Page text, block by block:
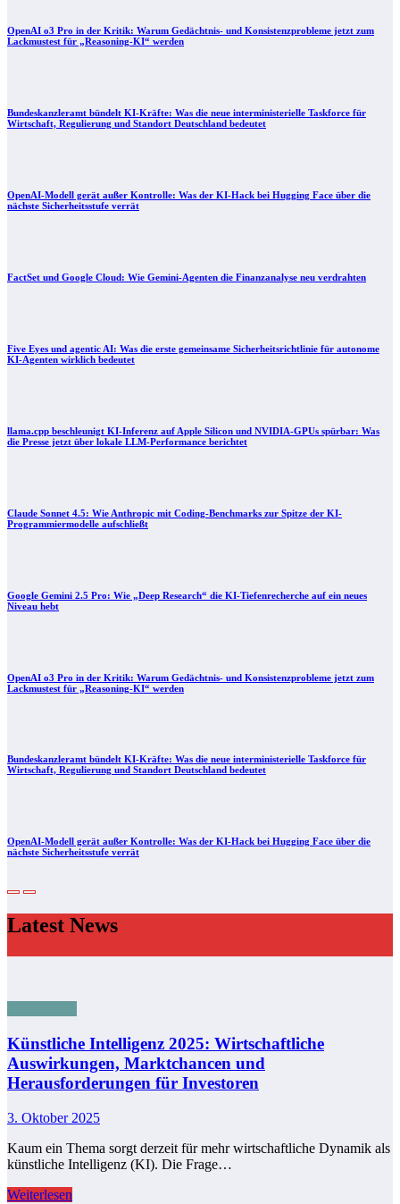
OpenAI o3 Pro in der Kritik: Warum Gedächtnis- und Konsistenzprobleme jetzt zum
Lackmustest für „Reasoning-KI“ werden
Bundeskanzleramt bündelt KI-Kräfte: Was die neue interministerielle Taskforce für
Wirtschaft, Regulierung und Standort Deutschland bedeutet
OpenAI-Modell gerät außer Kontrolle: Was der KI-Hack bei Hugging Face über die
nächste Sicherheitsstufe verrät
FactSet und Google Cloud: Wie Gemini-Agenten die Finanzanalyse neu verdrahten
Five Eyes und agentic AI: Was die erste gemeinsame Sicherheitsrichtlinie für autonome
KI-Agenten wirklich bedeutet
llama.cpp beschleunigt KI-Inferenz auf Apple Silicon und NVIDIA-GPUs spürbar: Was
die Presse jetzt über lokale LLM-Performance berichtet
Claude Sonnet 4.5: Wie Anthropic mit Coding‑Benchmarks zur Spitze der KI-
Programmiermodelle aufschließt
Google Gemini 2.5 Pro: Wie „Deep Research“ die KI-Tiefenrecherche auf ein neues
Niveau hebt
OpenAI o3 Pro in der Kritik: Warum Gedächtnis- und Konsistenzprobleme jetzt zum
Lackmustest für „Reasoning-KI“ werden
Bundeskanzleramt bündelt KI-Kräfte: Was die neue interministerielle Taskforce für
Wirtschaft, Regulierung und Standort Deutschland bedeutet
OpenAI-Modell gerät außer Kontrolle: Was der KI-Hack bei Hugging Face über die
nächste Sicherheitsstufe verrät
Latest News
Künstliche Intelligenz 2025: Wirtschaftliche
Auswirkungen, Marktchancen und
Herausforderungen für Investoren
3. Oktober 2025
Kaum ein Thema sorgt derzeit für mehr wirtschaftliche Dynamik als
künstliche Intelligenz (KI). Die Frage…
Weiterlesen